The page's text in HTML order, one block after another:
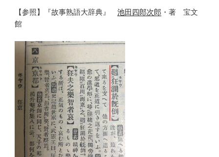
【参照】『故事熟語大辞典』 池田四郎次郎 ・著 宝文
館